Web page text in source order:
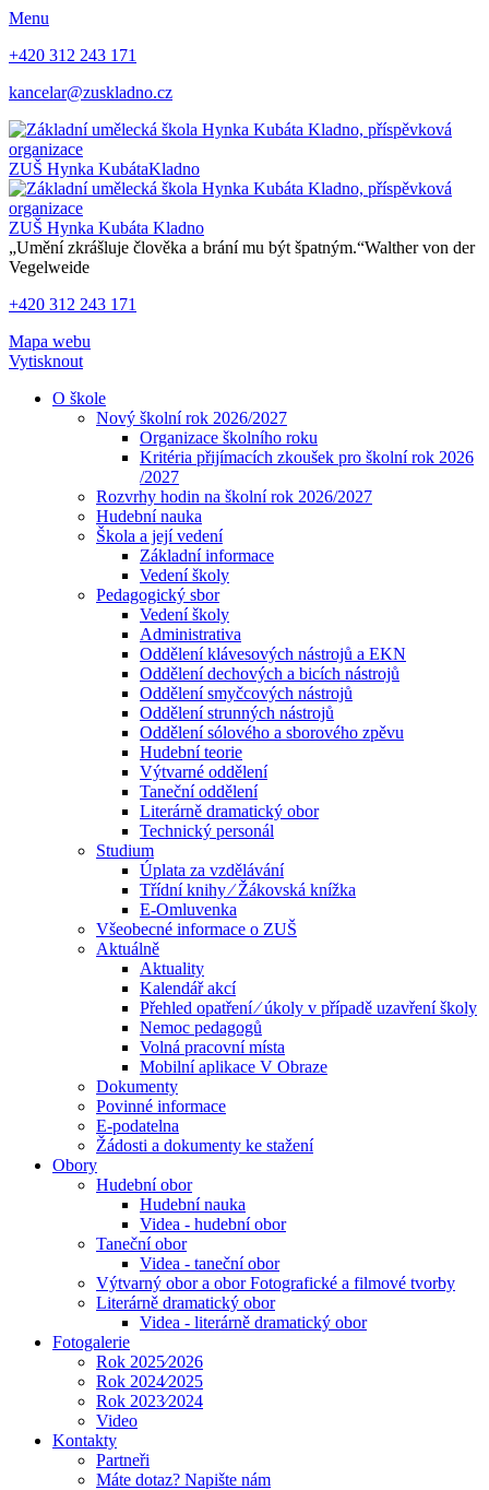
Menu
+420 312 243 171
kancelar@zuskladno.cz
ZUŠ Hynka KubátaKladno
ZUŠ Hynka Kubáta Kladno
„Umění zkrášluje člověka a brání mu být špatným.“Walther von der
Vegelweide
+420 312 243 171
Mapa webu
Vytisknout
O škole
Nový školní rok 2026/2027
Organizace školního roku
Kritéria přijímacích zkoušek pro školní rok 2026
/2027
Rozvrhy hodin na školní rok 2026/2027
Hudební nauka
Škola a její vedení
Základní informace
Vedení školy
Pedagogický sbor
Vedení školy
Administrativa
Oddělení klávesových nástrojů a EKN
Oddělení dechových a bicích nástrojů
Oddělení smyčcových nástrojů
Oddělení strunných nástrojů
Oddělení sólového a sborového zpěvu
Hudební teorie
Výtvarné oddělení
Taneční oddělení
Literárně dramatický obor
Technický personál
Studium
Úplata za vzdělávání
Třídní knihy ⁄ Žákovská knížka
E-Omluvenka
Všeobecné informace o ZUŠ
Aktuálně
Aktuality
Kalendář akcí
Přehled opatření ⁄ úkoly v případě uzavření školy
Nemoc pedagogů
Volná pracovní místa
Mobilní aplikace V Obraze
Dokumenty
Povinné informace
E-podatelna
Žádosti a dokumenty ke stažení
Obory
Hudební obor
Hudební nauka
Videa - hudební obor
Taneční obor
Videa - taneční obor
Výtvarný obor a obor Fotografické a filmové tvorby
Literárně dramatický obor
Videa - literárně dramatický obor
Fotogalerie
Rok 2025⁄2026
Rok 2024⁄2025
Rok 2023⁄2024
Video
Kontakty
Partneři
Máte dotaz? Napište nám